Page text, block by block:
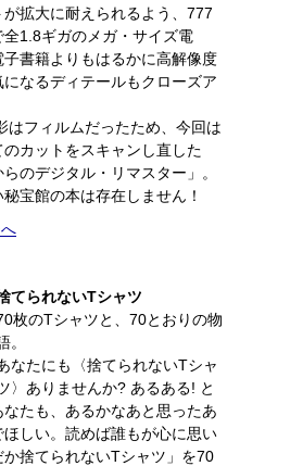
拡大に耐えられるよう、777
1.8ギガのメガ・サイズ電
書籍よりもはるかに高解像度
なるディテールもクローズア
はフィルムだったため、今回は
カットをスキャンし直した
らのデジタル・リマスター」。
宝館の本は存在しません！
てられないTシャツ
枚のTシャツと、70とおりの物
。
なたにも〈捨てられないTシャ
〉ありませんか? あるある! と
たも、あるかなあと思ったあ
ほしい。読めば誰もが心に思い
か捨てられないTシャツ」を70